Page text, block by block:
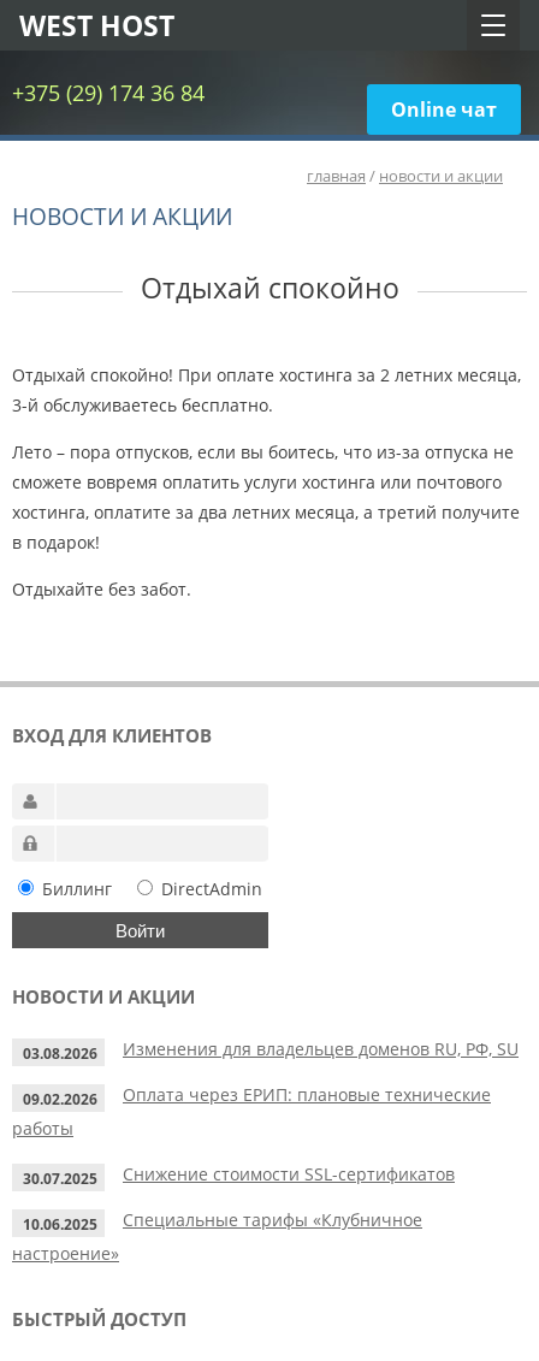
+375 (29) 174 36 84
Online чат
WEST HOST
главная / новости и акции
НОВОСТИ И АКЦИИ
Отдыхай спокойно
Отдыхай спокойно! При оплате хостинга за 2 летних месяца,
3-й обслуживаетесь бесплатно.
Лето – пора отпусков, если вы боитесь, что из-за отпуска не
сможете вовремя оплатить услуги хостинга или почтового
хостинга, оплатите за два летних месяца, а третий получите
в подарок!
Отдыхайте без забот.
ВХОД ДЛЯ КЛИЕНТОВ
Биллинг DirectAdmin
НОВОСТИ И АКЦИИ
03.08.2026 Изменения для владельцев доменов RU, РФ, SU
09.02.2026
Оплата через ЕРИП: плановые технические
работы
30.07.2025 Снижение стоимости SSL-сертификатов
10.06.2025
Специальные тарифы «Клубничное
настроение»
БЫСТРЫЙ ДОСТУП